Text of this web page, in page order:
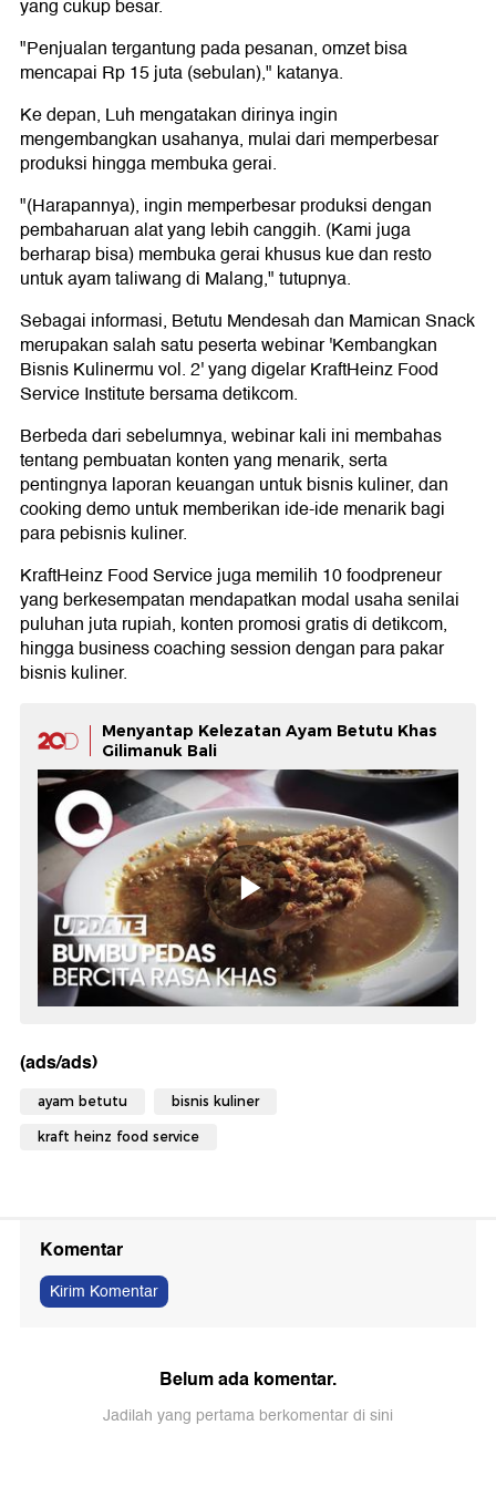
yang cukup besar.
"Penjualan tergantung pada pesanan, omzet bisa
mencapai Rp 15 juta (sebulan)," katanya.
Ke depan, Luh mengatakan dirinya ingin
mengembangkan usahanya, mulai dari memperbesar
produksi hingga membuka gerai.
"(Harapannya), ingin memperbesar produksi dengan
pembaharuan alat yang lebih canggih. (Kami juga
berharap bisa) membuka gerai khusus kue dan resto
untuk ayam taliwang di Malang," tutupnya.
Sebagai informasi, Betutu Mendesah dan Mamican Snack
merupakan salah satu peserta webinar 'Kembangkan
Bisnis Kulinermu vol. 2' yang digelar KraftHeinz Food
Service Institute bersama detikcom.
Berbeda dari sebelumnya, webinar kali ini membahas
tentang pembuatan konten yang menarik, serta
pentingnya laporan keuangan untuk bisnis kuliner, dan
cooking demo untuk memberikan ide-ide menarik bagi
para pebisnis kuliner.
KraftHeinz Food Service juga memilih 10 foodpreneur
yang berkesempatan mendapatkan modal usaha senilai
puluhan juta rupiah, konten promosi gratis di detikcom,
hingga business coaching session dengan para pakar
bisnis kuliner.
Menyantap Kelezatan Ayam Betutu Khas
Gilimanuk Bali
(ads/ads)
ayam betutu bisnis kuliner
kraft heinz food service
Komentar
Kirim Komentar
Belum ada komentar.
Jadilah yang pertama berkomentar di sini